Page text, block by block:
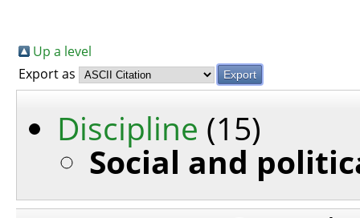
Up a level
Export as
Discipline (15)
Social and